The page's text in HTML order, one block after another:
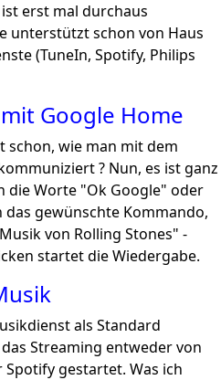
erst mal durchaus
unterstützt schon von Haus
(TuneIn, Spotify, Philips
Google Home
wie man mit dem
? Nun, es ist ganz
die Worte "Ok Google" oder
gewünschte Kommando,
von Rolling Stones" -
startet die Wiedergabe.
als Standard
Streaming entweder von
Spotify gestartet. Was ich